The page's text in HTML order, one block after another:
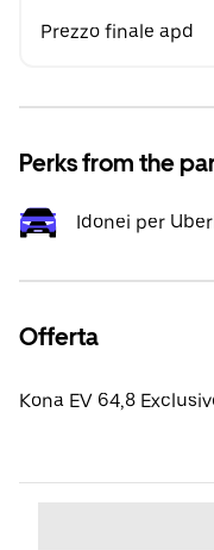
Prezzo finale apd
Perks from the
Idonei per
Offerta
Kona EV 64,8